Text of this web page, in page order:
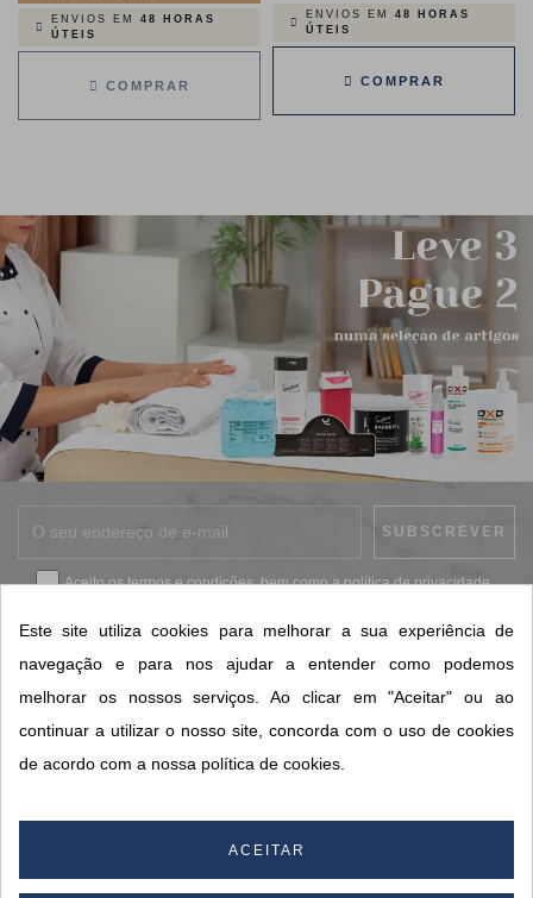
ENVIOS EM 48 HORAS
ÚTEIS
COMPRAR
ENVIOS EM 48 HORAS
ÚTEIS
COMPRAR
Aceito ostermos e condições, bem como apolítica de privacidade.
CONTACTOS SORISA
Este site utiliza cookies para melhorar a sua experiência de
navegação e para nos ajudar a entender como podemos
melhorar os nossos serviços. Ao clicar em "Aceitar" ou ao
continuar a utilizar o nosso site, concorda com o uso de cookies
de acordo com a nossa política de cookies.
ACEITAR